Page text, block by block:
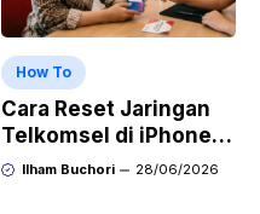
How To
Cara Reset Jaringan
Telkomsel di iPhone
agar Koneksi Stabil
Ilham Buchori 28/06/2026